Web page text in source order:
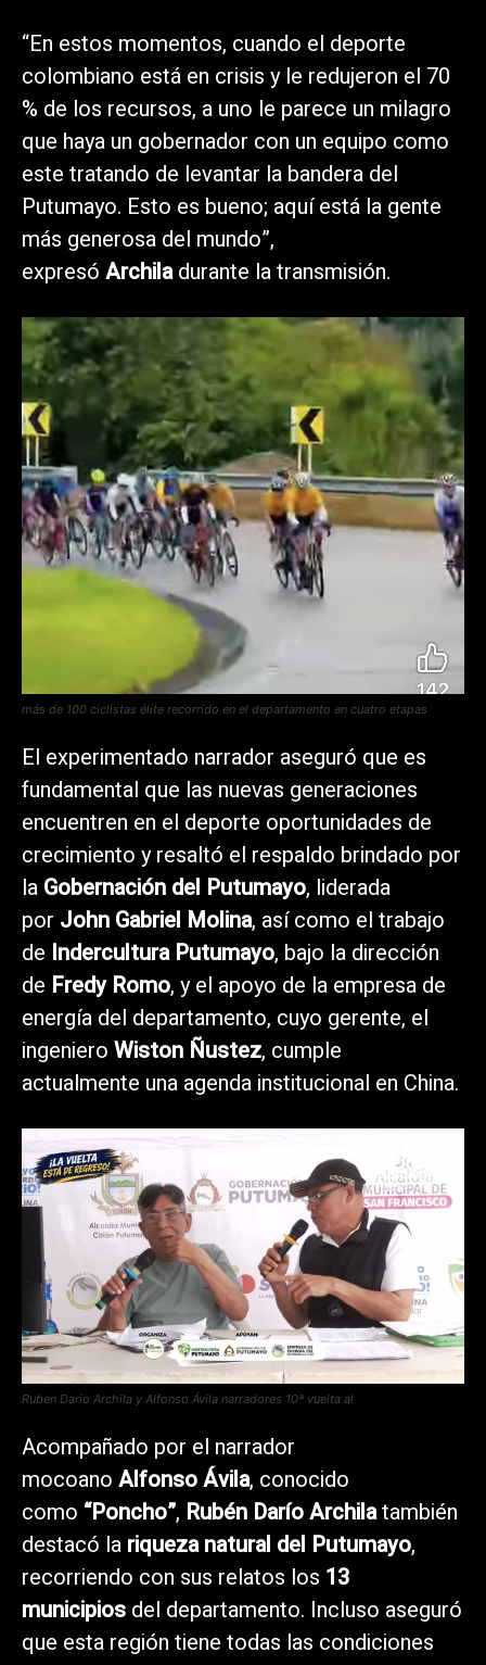
“En estos momentos, cuando el deporte
colombiano está en crisis y le redujeron el 70
% de los recursos, a uno le parece un milagro
que haya un gobernador con un equipo como
este tratando de levantar la bandera del
Putumayo. Esto es bueno; aquí está la gente
más generosa del mundo”,
expresó Archiladurante la transmisión.
más de 100 ciclistas élite recorrido en el departamento en cuatro etapas
El experimentado narrador aseguró que es
fundamental que las nuevas generaciones
encuentren en el deporte oportunidades de
crecimiento y resaltó el respaldo brindado por
la Gobernación del Putumayo, liderada
por John Gabriel Molina, así como el trabajo
de Indercultura Putumayo, bajo la dirección
de Fredy Romo, y el apoyo de la empresa de
energía del departamento, cuyo gerente, el
ingeniero Wiston Ñustez, cumple
actualmente una agenda institucional en China.
Ruben Dario Archila y Alfonso Ávila narradores 10ª vuelta al
Acompañado por el narrador
mocoano Alfonso Ávila, conocido
como “Poncho”, Rubén Darío Archilatambién
destacó la riqueza natural del Putumayo,
recorriendo con sus relatos los 13
municipios del departamento. Incluso aseguró
que esta región tiene todas las condiciones